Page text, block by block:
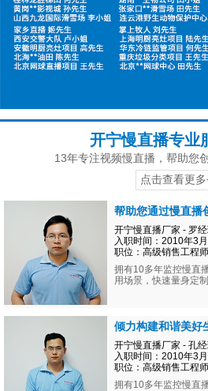
开宁慢直播专业
13年专注视频慢直播，帮助您
点击查看更
帮助您通过慢直播
开宁慢直播厂家 - 罗
入职时间：2010年3月
职位：高级销售工程师
拥有10多年监控慢直
用场景，快速量身定
倾力构建和谐美好
开宁慢直播厂家 - 孔
入职时间：2010年3月
职位：高级销售工程师
拥有10多年监控慢直